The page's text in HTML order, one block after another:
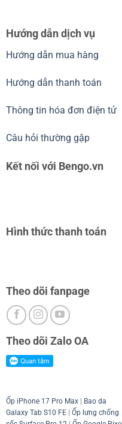
Hướng dẫn dịch vụ
Hướng dẫn mua hàng
Hướng dẫn thanh toán
Thông tin hóa đơn điện tử
Câu hỏi thường gặp
Kết nối với Bengo.vn
Hình thức thanh toán
Theo dõi fanpage
Theo dõi Zalo OA
Ốp iPhone 17 Pro Max|
Bao da
Galaxy Tab S10 FE| Ốp lưng chống